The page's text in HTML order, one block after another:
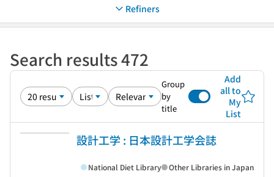
Refiners
Search results 472
Group
by
title
Add
all to
My
List
設計工学 : 日本設計工学会誌
National Diet Library Other Libraries in Japan